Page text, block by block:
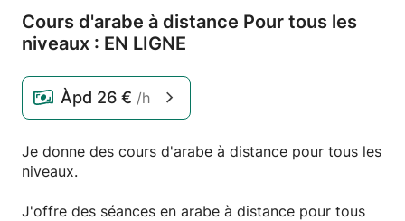
Cours d'arabe à distance Pour tous les
niveaux : EN LIGNE
Àpd 26 € /h
Je donne des cours d'arabe à distance pour tous les
niveaux.
J'offre des séances en arabe à distance pour tous